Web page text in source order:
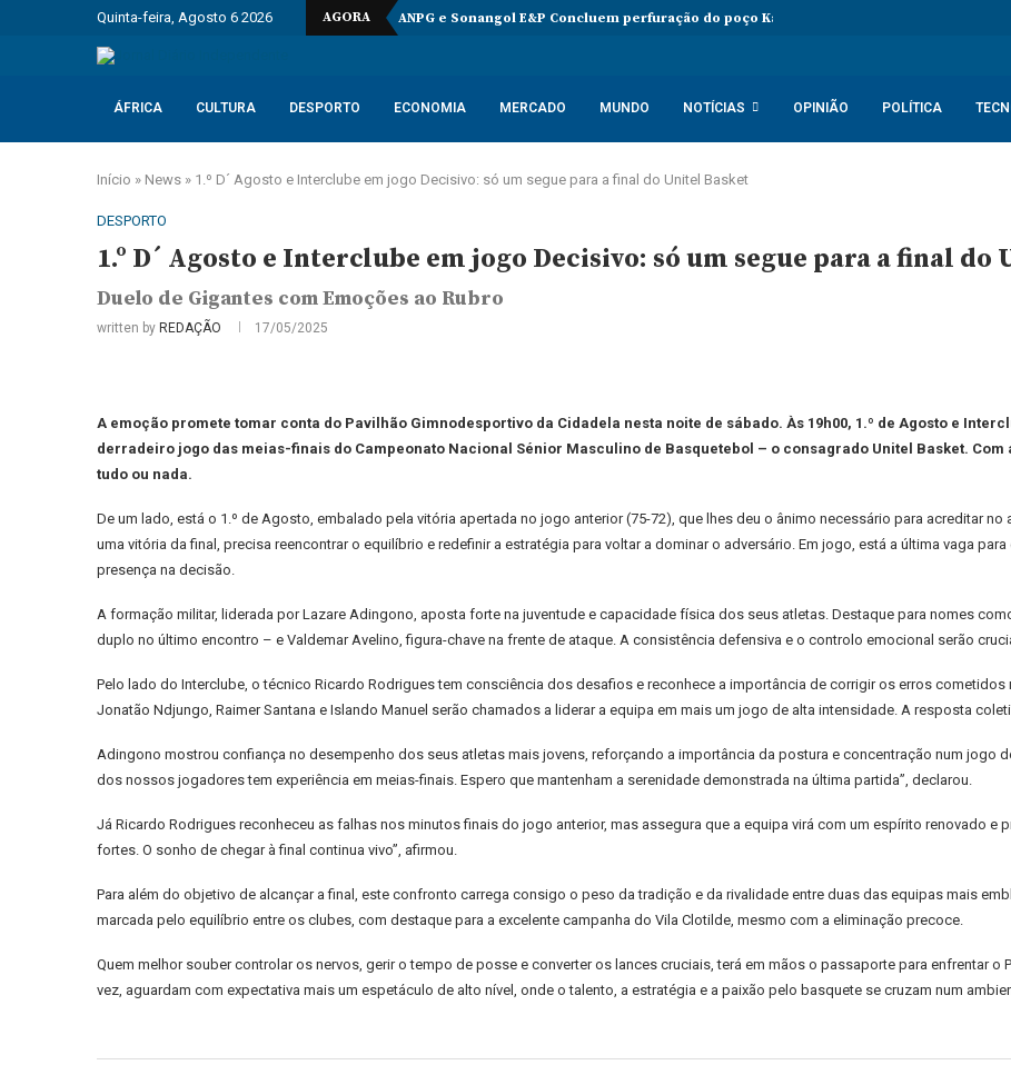
Quinta-feira, Agosto 6 2026 AGORA ANPG e Sonangol E&P Concluem perfuração do poço Katambi-2 do bloco 24 PIB da
ÁFRICA CULTURA DESPORTO ECONOMIA MERCADO MUNDO NOTÍCIAS OPINIÃO POLÍTICA
Início » News » 1.º D´ Agosto e Interclube em jogo Decisivo: só um segue para a final do Unitel Basket
DESPORTO
1.º D´ Agosto e Interclube em jogo Decisivo: só um segue para a final do
Duelo de Gigantes com Emoções ao Rubro
written by REDAÇÃO 17/05/2025
A emoção promete tomar conta do Pavilhão Gimnodesportivo da Cidadela nesta noite de sábado. Às 19h00, 1.º de Agosto e
derradeiro jogo das meias-finais do Campeonato Nacional Sénior Masculino de Basquetebol – o consagrado Unitel Basket.
tudo ou nada.
De um lado, está o 1.º de Agosto, embalado pela vitória apertada no jogo anterior (75-72), que lhes deu o ânimo necessário para acreditar
uma vitória da final, precisa reencontrar o equilíbrio e redefinir a estratégia para voltar a dominar o adversário. Em jogo, está a última vaga
presença na decisão.
A formação militar, liderada por Lazare Adingono, aposta forte na juventude e capacidade física dos seus atletas. Destaque para nomes
duplo no último encontro – e Valdemar Avelino, figura-chave na frente de ataque. A consistência defensiva e o controlo emocional serão
Pelo lado do Interclube, o técnico Ricardo Rodrigues tem consciência dos desafios e reconhece a importância de corrigir os erros
Jonatão Ndjungo, Raimer Santana e Islando Manuel serão chamados a liderar a equipa em mais um jogo de alta intensidade. A resposta
Adingono mostrou confiança no desempenho dos seus atletas mais jovens, reforçando a importância da postura e concentração num jogo
dos nossos jogadores tem experiência em meias-finais. Espero que mantenham a serenidade demonstrada na última partida”, declarou.
Já Ricardo Rodrigues reconheceu as falhas nos minutos finais do jogo anterior, mas assegura que a equipa virá com um espírito renovado e
fortes. O sonho de chegar à final continua vivo”, afirmou.
Para além do objetivo de alcançar a final, este confronto carrega consigo o peso da tradição e da rivalidade entre duas das equipas mais
marcada pelo equilíbrio entre os clubes, com destaque para a excelente campanha do Vila Clotilde, mesmo com a eliminação precoce.
Quem melhor souber controlar os nervos, gerir o tempo de posse e converter os lances cruciais, terá em mãos o passaporte para enfrentar
vez, aguardam com expectativa mais um espetáculo de alto nível, onde o talento, a estratégia e a paixão pelo basquete se cruzam num